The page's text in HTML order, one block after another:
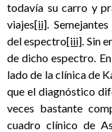
todavía su carro y
viajes[ii].
del espectro[iii]. Sin
de dicho espectro.
lado de la clínica de
que el diagnóstico
veces bastante
cuadro clínico de